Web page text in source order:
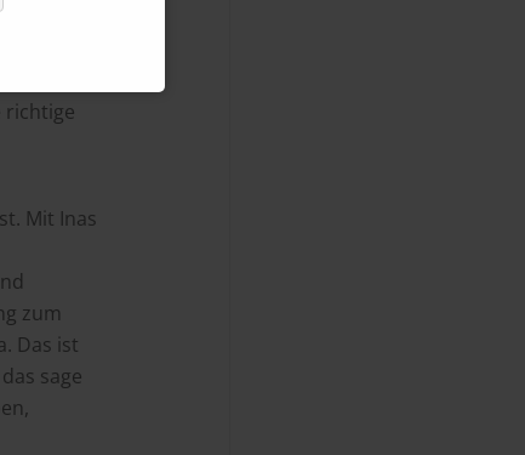
deine
die
richtige
Mit Inas
zum
Das ist
sage